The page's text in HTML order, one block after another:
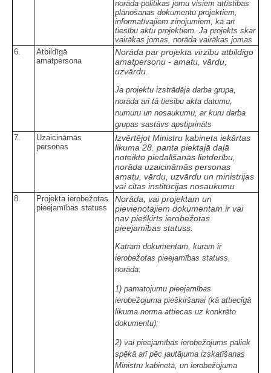
norāda politikas jomu visiem attīstības
plānošanas dokumentu projektiem,
informatīvajiem ziņojumiem, kā arī
tiesību aktu projektiem. Ja projekts skar
vairākas jomas, norāda vairākas jomas
6.
Atbildīgā
amatpersona
Norāda par projekta virzību atbildīgo
amatpersonu - amatu, vārdu,
uzvārdu.
Ja projektu izstrādāja darba grupa,
norāda arī tā tiesību akta datumu,
numuru un nosaukumu, ar kuru darba
grupas sastāvs apstiprināts
7.
Uzaicināmās
personas
Izvērtējot Ministru kabineta iekārtas
likuma 28. panta piektajā daļā
noteikto piedalīšanās lietderību,
norāda uzaicināmās personas
amatu, vārdu, uzvārdu un ministrijas
vai citas institūcijas nosaukumu
8.
Projekta ierobežotas
pieejamības statuss
Norāda, vai projektam un
pievienotajiem dokumentam ir vai
nav piešķirts ierobežotas
pieejamības statuss.
Katram dokumentam, kuram ir
ierobežotas pieejamības statuss,
norāda:
1) pamatojumu pieejamības
ierobežojuma piešķiršanai (kā attiecīgā
likuma norma attiecas uz konkrēto
dokumentu);
2) vai pieejamības ierobežojums paliek
spēkā arī pēc jautājuma izskatīšanas
Ministru kabinetā, un ierobežojuma